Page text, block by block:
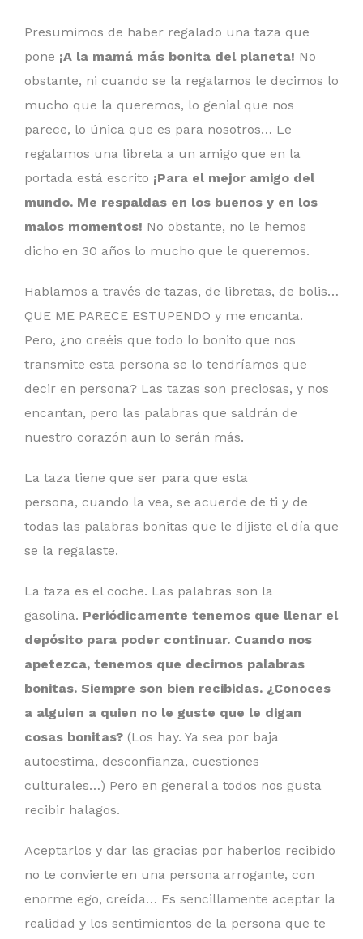
Presumimos de haber regalado una taza que
pone ¡A la mamá más bonita del planeta! No
obstante, ni cuando se la regalamos le decimos lo
mucho que la queremos, lo genial que nos
parece, lo única que es para nosotros… Le
regalamos una libreta a un amigo que en la
portada está escrito ¡Para el mejor amigo del
mundo. Me respaldas en los buenos y en los
malos momentos! No obstante, no le hemos
dicho en 30 años lo mucho que le queremos.
Hablamos a través de tazas, de libretas, de bolis…
QUE ME PARECE ESTUPENDO y me encanta.
Pero, ¿no creéis que todo lo bonito que nos
transmite esta persona se lo tendríamos que
decir en persona? Las tazas son preciosas, y nos
encantan, pero las palabras que saldrán de
nuestro corazón aun lo serán más.
La taza tiene que ser para que esta
persona, cuando la vea, se acuerde de ti y de
todas las palabras bonitas que le dijiste el día que
se la regalaste.
La taza es el coche. Las palabras son la
gasolina. Periódicamente tenemos que llenar el
depósito para poder continuar. Cuando nos
apetezca, tenemos que decirnos palabras
bonitas. Siempre son bien recibidas. ¿Conoces
a alguien a quien no le guste que le digan
cosas bonitas? (Los hay. Ya sea por baja
autoestima, desconfianza, cuestiones
culturales…) Pero en general a todos nos gusta
recibir halagos.
Aceptarlos y dar las gracias por haberlos recibido
no te convierte en una persona arrogante, con
enorme ego, creída… Es sencillamente aceptar la
realidad y los sentimientos de la persona que te